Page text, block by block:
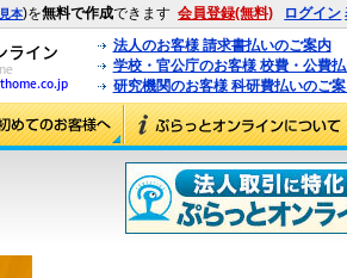
見本)を無料で作成できます 会員登録(無料) ログイン
法人のお客様 請求書払いのご案内
学校・官公庁のお客様 校費・公費
研究機関のお客様 科研費払いのご